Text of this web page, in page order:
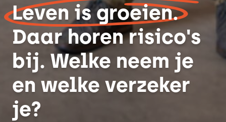
Leven is groeien.
Daar horen risico's
bij. Welke neem je
en welke verzeker
je?